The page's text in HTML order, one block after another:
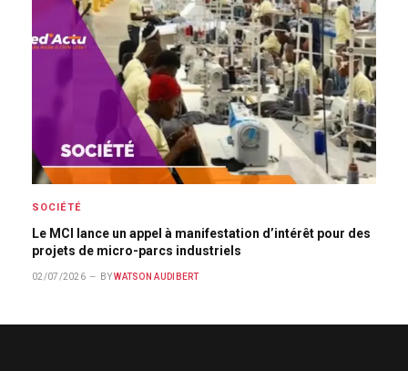
SOCIÉTÉ
Le MCI lance un appel à manifestation d’intérêt pour des
projets de micro-parcs industriels
02/07/2026 BY WATSON AUDIBERT